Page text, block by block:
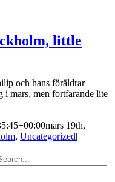
little
och hans föräldrar
mars, men fortfarande lite
mars 19th,
, Uncategorized|